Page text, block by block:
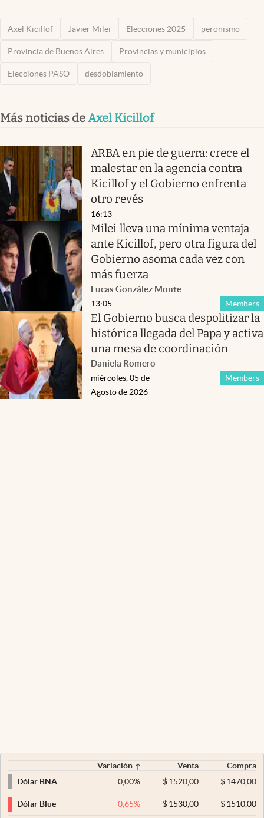
Axel Kicillof Javier Milei Elecciones 2025 peronismo
Provincia de Buenos Aires Provincias y municipios
Elecciones PASO desdoblamiento
Más noticias deAxel Kicillof
ARBA en pie de guerra: crece el
malestar en la agencia contra
Kicillof y el Gobierno enfrenta
otro revés
16:13
Milei lleva una mínima ventaja
ante Kicillof, pero otra figura del
Gobierno asoma cada vez con
más fuerza
Lucas González Monte
Members
13:05
El Gobierno busca despolitizar la
histórica llegada del Papa y activa
una mesa de coordinación
Daniela Romero
Members
miércoles, 05 de
Agosto de 2026
Variación Venta
Compra
Dólar BNA
0,00% $ 1520,00 $1470,00
Dólar Blue -0,65% $ 1530,00 $1510,00